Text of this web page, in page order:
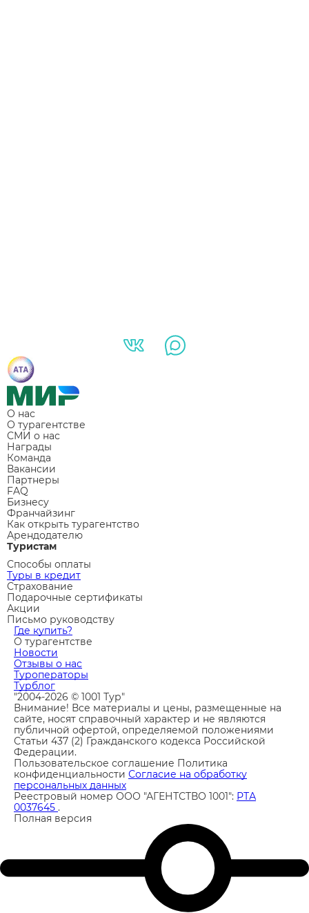
О нас
О турагентстве
СМИ о нас
Награды
Команда
Вакансии
Партнеры
FAQ
Бизнесу
Франчайзинг
Как открыть турагентство
Арендодателю
Туристам
Способы оплаты
Туры в кредит
Страхование
Подарочные сертификаты
Акции
Письмо руководству
Где купить?
О турагентстве
Новости
Отзывы о нас
Туроператоры
Турблог
"2004-2026 © 1001 Тур"
Внимание! Все материалы и цены, размещенные на
сайте, носят справочный характер и не являются
публичной офертой, определяемой положениями
Статьи 437 (2) Гражданского кодекса Российской
Федерации.
Пользовательское соглашение Политика
конфиденциальности Согласие на обработку
персональных данных
Реестровый номер ООО "АГЕНТСТВО 1001": РТА
0037645 .
Полная версия